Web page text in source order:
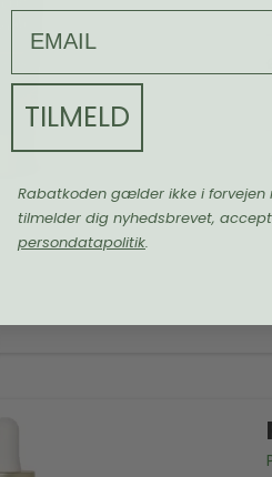
TILMELD
Rabatkoden gælder ikke i forvejen
tilmelder dig nyhedsbrevet,
persondatapolitik.